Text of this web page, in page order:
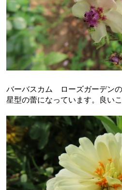
バーバスカム ローズガーデン
星型の蕾になっています。良い